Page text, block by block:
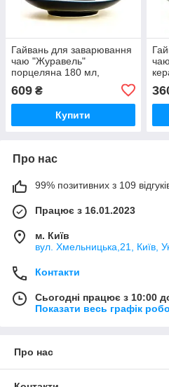
Гайвань для заварювання
чаю "Журавель"
порцеляна 180 мл,
609 ₴
Купити
Про нас
99% позитивних з 109
Працює з 16.01.2023
м. Київ
вул. Хмельницька,21, Київ,
Контакти
Сьогодні працює з 10:00
Показати весь графік
Про нас